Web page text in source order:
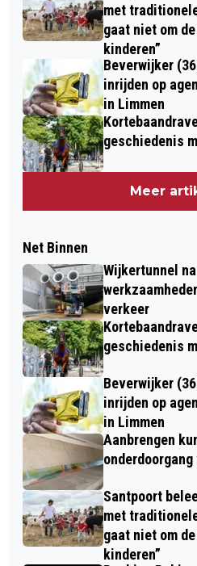
met
gaat niet om
kinderen”
Beverwijker
inrijden op
in Limmen
geschiedenis
Meer
Net Binnen
Wijkertunnel
verkeer
geschiedenis
Beverwijker
inrijden op
in Limmen
Aanbrengen
Santpoort
met
gaat niet om
kinderen”